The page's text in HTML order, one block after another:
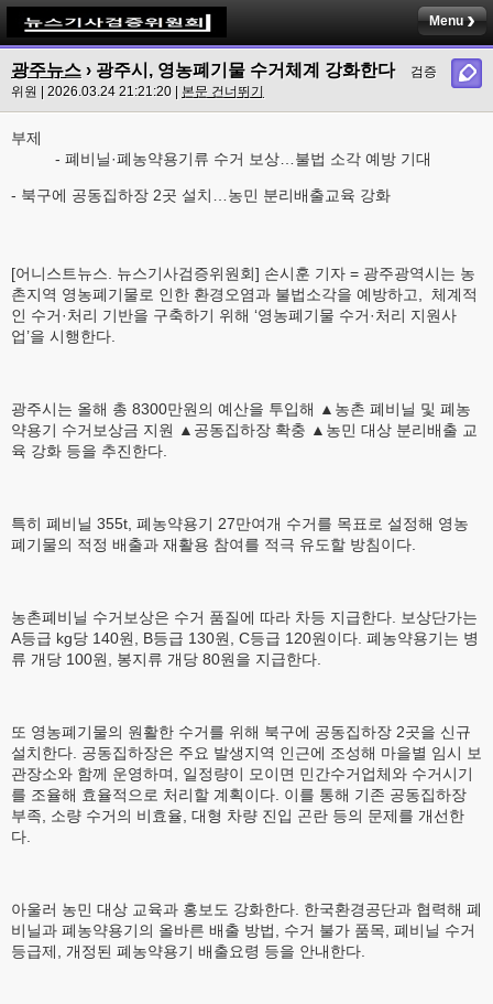
Menu
광주뉴스 › 광주시, 영농폐기물 수거체계 강화한다
검증
위원 | 2026.03.24 21:21:20 | 본문 건너뛰기
부제
- 폐비닐·폐농약용기류 수거 보상…불법 소각 예방 기대
- 북구에 공동집하장 2곳 설치…농민 분리배출교육 강화
[어니스트뉴스. 뉴스기사검증위원회] 손시훈 기자 = 광주광역시는 농
촌지역 영농폐기물로 인한 환경오염과 불법소각을 예방하고, 체계적
인 수거·처리 기반을 구축하기 위해 ‘영농폐기물 수거·처리 지원사
업’을 시행한다.
광주시는 올해 총 8300만원의 예산을 투입해 ▲농촌 폐비닐 및 폐농
약용기 수거보상금 지원 ▲공동집하장 확충 ▲농민 대상 분리배출 교
육 강화 등을 추진한다.
특히 폐비닐 355t, 폐농약용기 27만여개 수거를 목표로 설정해 영농
폐기물의 적정 배출과 재활용 참여를 적극 유도할 방침이다.
농촌폐비닐 수거보상은 수거 품질에 따라 차등 지급한다. 보상단가는
A등급 kg당 140원, B등급 130원, C등급 120원이다. 폐농약용기는 병
류 개당 100원, 봉지류 개당 80원을 지급한다.
또 영농폐기물의 원활한 수거를 위해 북구에 공동집하장 2곳을 신규
설치한다. 공동집하장은 주요 발생지역 인근에 조성해 마을별 임시 보
관장소와 함께 운영하며, 일정량이 모이면 민간수거업체와 수거시기
를 조율해 효율적으로 처리할 계획이다. 이를 통해 기존 공동집하장
부족, 소량 수거의 비효율, 대형 차량 진입 곤란 등의 문제를 개선한
다.
아울러 농민 대상 교육과 홍보도 강화한다. 한국환경공단과 협력해 폐
비닐과 폐농약용기의 올바른 배출 방법, 수거 불가 품목, 폐비닐 수거
등급제, 개정된 폐농약용기 배출요령 등을 안내한다.